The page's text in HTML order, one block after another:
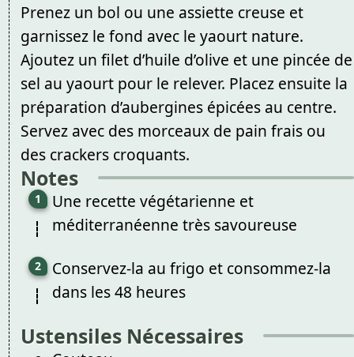
Prenez un bol ou une assiette creuse et
garnissez le fond avec le yaourt nature.
Ajoutez un filet d’huile d’olive et une pincée de
sel au yaourt pour le relever. Placez ensuite la
préparation d’aubergines épicées au centre.
Servez avec des morceaux de pain frais ou
des crackers croquants.
Notes
Une recette végétarienne et
méditerranéenne très savoureuse
Conservez-la au frigo et consommez-la
dans les 48 heures
Ustensiles Nécessaires